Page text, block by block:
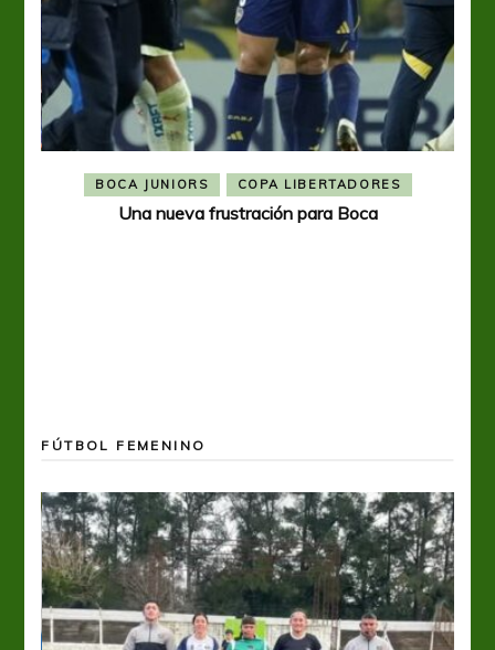
BOCA JUNIORS COPA LIBERTADORES
Una nueva frustración para Boca
FÚTBOL FEMENINO